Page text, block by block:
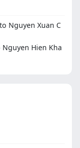
Nguyen Xuan C
Hien Kha